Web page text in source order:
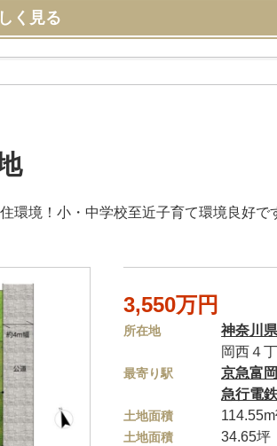
く見る
環境！小・中学校至近子育て環境良好で
3,550万円
所在地 神奈川
岡西４
最寄り駅 京急富
急行電
土地面積
土地面積
34.65坪